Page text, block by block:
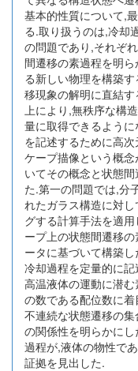
基本的性質について,
る.取り扱うのは,冷却
の問題であり,それぞ
間遷移の素過程を明
る新しい物理を構築
移現象の解明に直結
上により,無秩序な構
量に取得できるよう
を記述するために高
ケープ描像という概
いてその概念と状態
た.第一の問題では,分
れたガラス構造に対
グする計算手法を適
ープ上の状態間遷移
ータに基づいて構築
冷却過程を定量的に
高温液体の運動に潜
の数である配位数に
不連続な状態遷移の
の関係性を明らかに
過程が,液体の物性で
証拠を見出した.